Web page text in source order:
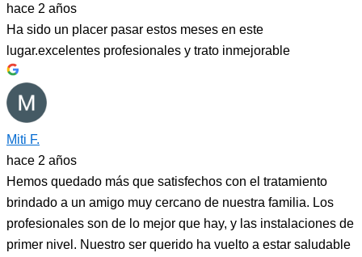
hace 2 años
Ha sido un placer pasar estos meses en este
lugar.excelentes profesionales y trato inmejorable
Miti F.
hace 2 años
Hemos quedado más que satisfechos con el tratamiento
brindado a un amigo muy cercano de nuestra familia. Los
profesionales son de lo mejor que hay, y las instalaciones de
primer nivel. Nuestro ser querido ha vuelto a estar saludable